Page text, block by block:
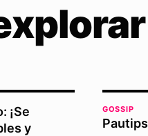
¡Se
y
GOSSIP